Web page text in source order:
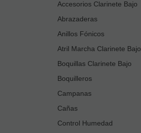
Accesorios Clarinete Bajo
Abrazaderas
Anillos Fónicos
Atril Marcha Clarinete Bajo
Boquillas Clarinete Bajo
Boquilleros
Campanas
Cañas
Control Humedad